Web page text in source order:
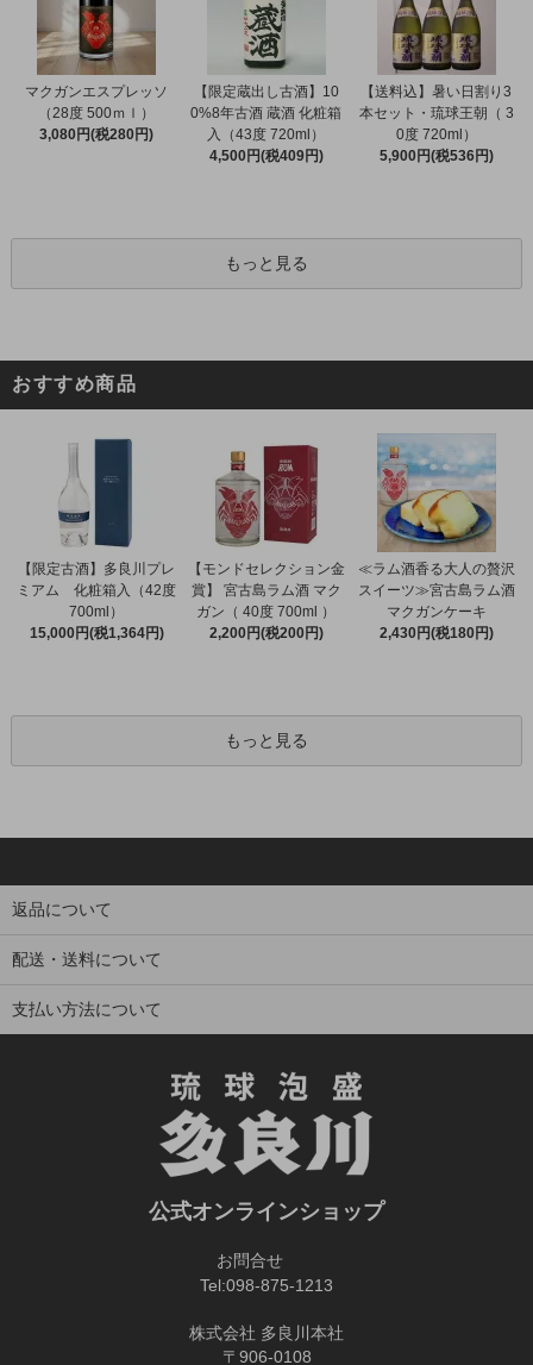
マクガンエスプレッソ
（28度 500ｍｌ）
3,080円(税280円)
【限定蔵出し古酒】10
0%8年古酒 蔵酒 化粧箱
入（43度 720ml）
4,500円(税409円)
【送料込】暑い日割り3
本セット・琉球王朝（ 3
0度 720ml）
5,900円(税536円)
もっと見る
おすすめ商品
【限定古酒】多良川プレ
ミアム 化粧箱入（42度
700ml）
15,000円(税1,364円)
【モンドセレクション金
賞】 宮古島ラム酒 マク
ガン（ 40度 700ml ）
2,200円(税200円)
≪ラム酒香る大人の贅沢
スイーツ≫宮古島ラム酒
マクガンケーキ
2,430円(税180円)
もっと見る
返品について
配送・送料について
支払い方法について
公式オンラインショップ
お問合せ
Tel:098-875-1213
株式会社 多良川本社
〒906-0108